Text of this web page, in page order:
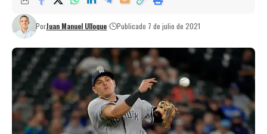
PorJuan Manuel Ulloque Publicado 7 de julio de 2021